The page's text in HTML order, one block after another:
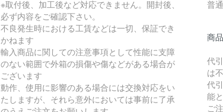
※取付後、加工後など対応できません。開封後、
必ず内容をご確認下さい。
不良発生時における工賃などは一切、保証でき
かねます
輸入商品に関しての注意事項として性能に支障
のない範囲で外箱の損傷や傷などがある場合が
ございます
動作、使用に影響のある場合には交換対応をい
たしますが、それら意外においては事前に了承
普
商
代
は
代
能
ご